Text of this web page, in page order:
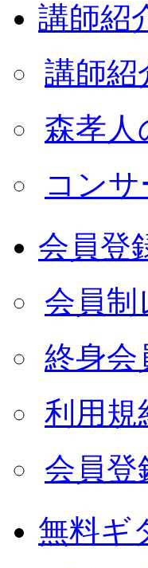
講師紹
講師紹
森孝人
コン
会員登
会員
終身会
利用規
会員登
無料ギ